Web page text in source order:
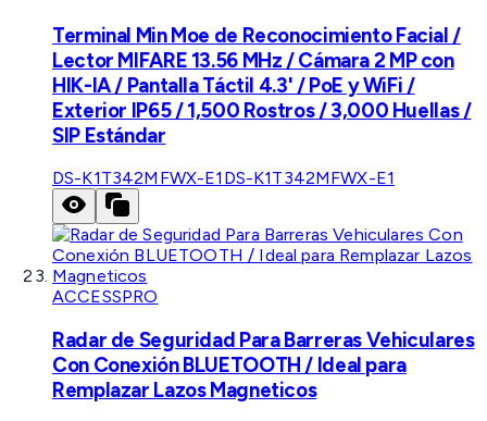
Terminal Min Moe de Reconocimiento Facial /
Lector MIFARE 13.56 MHz / Cámara 2 MP con
HIK-IA / Pantalla Táctil 4.3' / PoE y WiFi /
Exterior IP65 / 1,500 Rostros / 3,000 Huellas /
SIP Estándar
DS-K1T342MFWX-E1 DS-K1T342MFWX-E1
ACCESSPRO
Radar de Seguridad Para Barreras Vehiculares
Con Conexión BLUETOOTH / Ideal para
Remplazar Lazos Magneticos